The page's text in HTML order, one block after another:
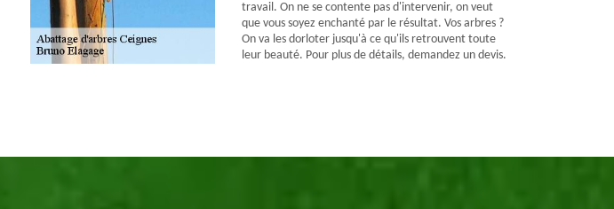
travail. On ne se contente pas d'intervenir, on veut
que vous soyez enchanté par le résultat. Vos arbres ?
On va les dorloter jusqu'à ce qu'ils retrouvent toute
leur beauté. Pour plus de détails, demandez un devis.